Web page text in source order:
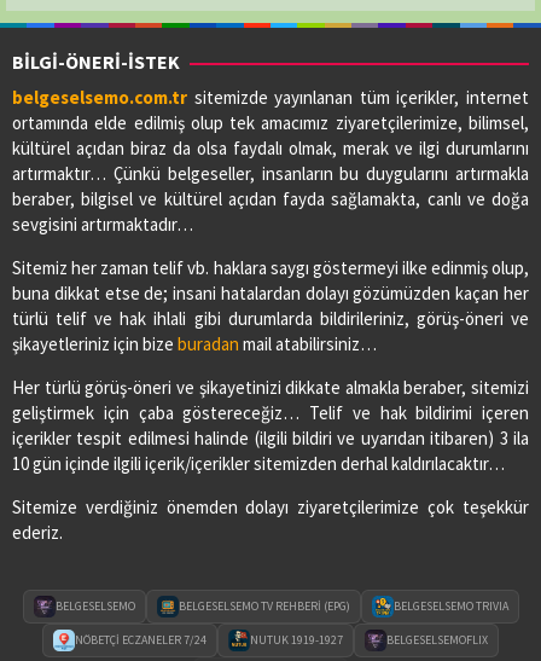
BİLGİ-ÖNERİ-İSTEK
belgeselsemo.com.tr sitemizde yayınlanan tüm içerikler, internet
ortamında elde edilmiş olup tek amacımız ziyaretçilerimize, bilimsel,
kültürel açıdan biraz da olsa faydalı olmak, merak ve ilgi durumlarını
artırmaktır… Çünkü belgeseller, insanların bu duygularını artırmakla
beraber, bilgisel ve kültürel açıdan fayda sağlamakta, canlı ve doğa
sevgisini artırmaktadır…
Sitemiz her zaman telif vb. haklara saygı göstermeyi ilke edinmiş olup,
buna dikkat etse de; insani hatalardan dolayı gözümüzden kaçan her
türlü telif ve hak ihlali gibi durumlarda bildirileriniz, görüş-öneri ve
şikayetleriniz için bize buradan mail atabilirsiniz…
Her türlü görüş-öneri ve şikayetinizi dikkate almakla beraber, sitemizi
geliştirmek için çaba göstereceğiz… Telif ve hak bildirimi içeren
içerikler tespit edilmesi halinde (ilgili bildiri ve uyarıdan itibaren) 3 ila
10 gün içinde ilgili içerik/içerikler sitemizden derhal kaldırılacaktır…
Sitemize verdiğiniz önemden dolayı ziyaretçilerimize çok teşekkür
ederiz.
BELGESELSEMO BELGESELSEMO TV REHBERİ (EPG) BELGESELSEMO TRIVIA
NÖBETÇİ ECZANELER 7/24 NUTUK 1919-1927
BELGESELSEMOFLIX